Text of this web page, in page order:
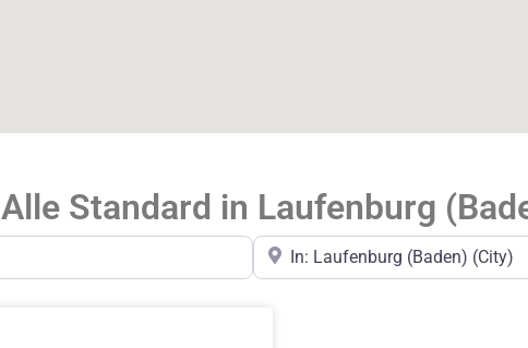
Alle Standard in Laufenburg
In der Nähe